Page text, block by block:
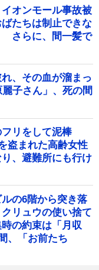
オンモール事故被
たちは制止できな
さらに、間一髪で
、その血が溜まっ
子さん」、死の間
フリをして泥棒
盗まれた高齢女性
、避難所にも行け
の6階から突き落
リュウの使い捨て
の約束は「月収
、「お前たち